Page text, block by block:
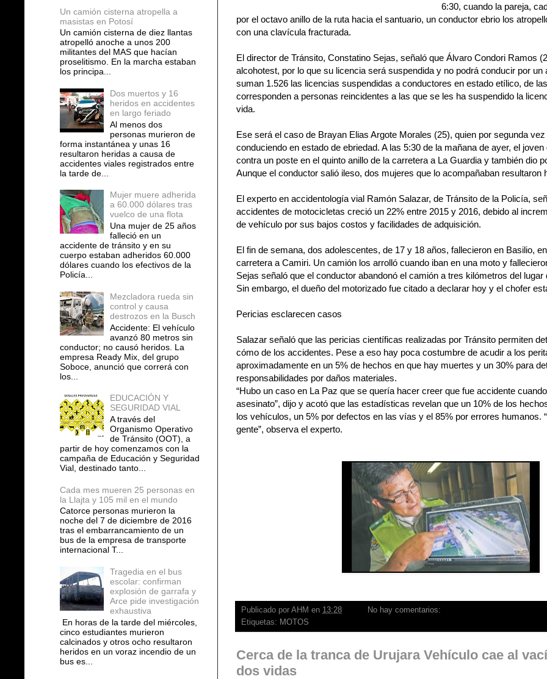
6:30, cuando la pareja,
por el octavo anillo de la ruta hacia el santuario, un conductor ebrio los
con una clavícula fracturada.
El director de Tránsito, Constatino Sejas, señaló que Álvaro Condori Ramos
alcohotest, por lo que su licencia será suspendida y no podrá conducir por
suman 1.526 las licencias suspendidas a conductores en estado etílico, de
corresponden a personas reincidentes a las que se les ha suspendido la
vida.
Ese será el caso de Brayan Elias Argote Morales (25), quien por segunda
conduciendo en estado de ebriedad. A las 5:30 de la mañana de ayer, el
contra un poste en el quinto anillo de la carretera a La Guardia y también dio
Aunque el conductor salió ileso, dos mujeres que lo acompañaban resultaron
El experto en accidentología vial Ramón Salazar, de Tránsito de la Policía,
accidentes de motocicletas creció un 22% entre 2015 y 2016, debido al
de vehículo por sus bajos costos y facilidades de adquisición.
El fin de semana, dos adolescentes, de 17 y 18 años, fallecieron en Basilio,
carretera a Camiri. Un camión los arrolló cuando iban en una moto y
Sejas señaló que el conductor abandonó el camión a tres kilómetros del
Sin embargo, el dueño del motorizado fue citado a declarar hoy y el chofer
Pericias esclarecen casos
Salazar señaló que las pericias científicas realizadas por Tránsito permiten
cómo de los accidentes. Pese a eso hay poca costumbre de acudir a los
aproximadamente en un 5% de hechos en que hay muertes y un 30% para
responsabilidades por daños materiales.
“Hubo un caso en La Paz que se quería hacer creer que fue accidente
asesinato”, dijo y acotó que las estadísticas revelan que un 10% de los
los vehículos, un 5% por defectos en las vías y el 85% por errores humanos.
gente”, observa el experto.
Publicado por AHM en 13:28
No hay comentarios:
Etiquetas: MOTOS
Cerca de la tranca de Urujara Vehículo cae al
dos vidas
Un camión cisterna atropella a
masistas en Potosí
Un camión cisterna de diez llantas
atropelló anoche a unos 200
militantes del MAS que hacían
proselitismo. En la marcha estaban
los principa...
Dos muertos y 16
heridos en accidentes
en largo feriado
Al menos dos
personas murieron de
forma instantánea y unas 16
resultaron heridas a causa de
accidentes viales registrados entre
la tarde de...
Mujer muere adherida
a 60.000 dólares tras
vuelco de una flota
Una mujer de 25 años
falleció en un
accidente de tránsito y en su
cuerpo estaban adheridos 60.000
dólares cuando los efectivos de la
Policía...
Mezcladora rueda sin
control y causa
destrozos en la Busch
Accidente: El vehículo
avanzó 80 metros sin
conductor; no causó heridos. La
empresa Ready Mix, del grupo
Soboce, anunció que correrá con
los...
EDUCACIÓN Y
SEGURIDAD VIAL
A través del
Organismo Operativo
de Tránsito (OOT), a
partir de hoy comenzamos con la
campaña de Educación y Seguridad
Vial, destinado tanto...
Cada mes mueren 25 personas en
la Llajta y 105 mil en el mundo
Catorce personas murieron la
noche del 7 de diciembre de 2016
tras el embarrancamiento de un
bus de la empresa de transporte
internacional T...
Tragedia en el bus
escolar: confirman
explosión de garrafa y
Arce pide investigación
exhaustiva
En horas de la tarde del miércoles,
cinco estudiantes murieron
calcinados y otros ocho resultaron
heridos en un voraz incendio de un
bus es...